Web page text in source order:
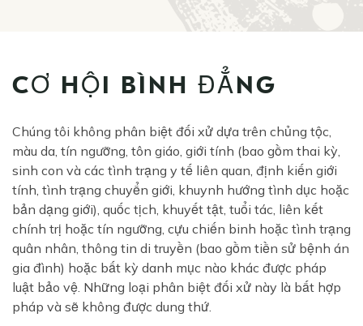
CƠ HỘI BÌNH ĐẲNG
Chúng tôi không phân biệt đối xử dựa trên chủng tộc,
màu da, tín ngưỡng, tôn giáo, giới tính (bao gồm thai kỳ,
sinh con và các tình trạng y tế liên quan, định kiến giới
tính, tình trạng chuyển giới, khuynh hướng tình dục hoặc
bản dạng giới), quốc tịch, khuyết tật, tuổi tác, liên kết
chính trị hoặc tín ngưỡng, cựu chiến binh hoặc tình trạng
quân nhân, thông tin di truyền (bao gồm tiền sử bệnh án
gia đình) hoặc bất kỳ danh mục nào khác được pháp
luật bảo vệ. Những loại phân biệt đối xử này là bất hợp
pháp và sẽ không được dung thứ.